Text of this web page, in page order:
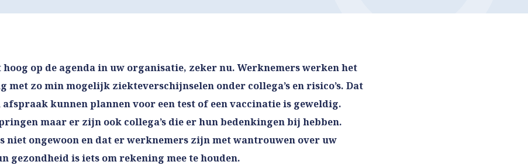
hoog op de agenda in uw organisatie, zeker nu. Werknemers werken het
met zo min mogelijk ziekteverschijnselen onder collega’s en risico’s. Dat
kunnen plannen voor een test of een vaccinatie is geweldig.
maar er zijn ook collega’s die er hun bedenkingen bij hebben.
niet ongewoon en dat er werknemers zijn met wantrouwen over uw
gezondheid is iets om rekening mee te houden.